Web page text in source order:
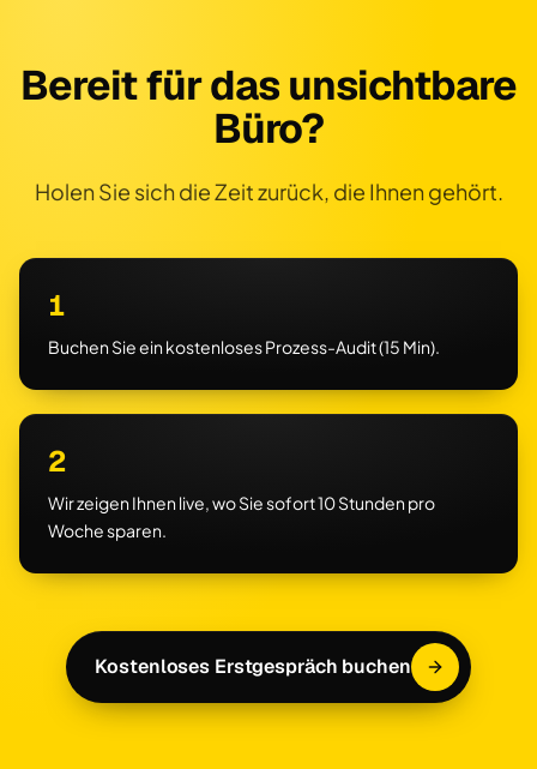
Bereit für das unsichtbare
Büro?
Holen Sie sich die Zeit zurück, die Ihnen gehört.
1
Buchen Sie ein kostenloses Prozess-Audit (15 Min).
2
Wir zeigen Ihnen live, wo Sie sofort 10 Stunden pro
Woche sparen.
Kostenloses Erstgespräch buchen